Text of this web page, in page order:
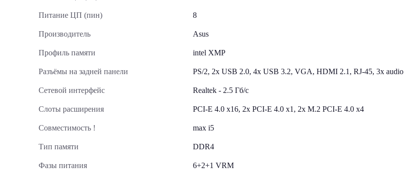
Питание ЦП (пин) 8
Производитель Asus
Профиль памяти intel XMP
Разъёмы на задней панели PS/2, 2x USB 2.0, 4x USB 3.2, VGA, HDMI 2.1, RJ-45, 3x audio
Сетевой интерфейс Realtek - 2.5 Гб/с
Слоты расширения PCI-E 4.0 x16, 2x PCI-E 4.0 x1, 2x M.2 PCI-E 4.0 х4
Совместимость ! max i5
Тип памяти DDR4
Фазы питания 6+2+1 VRM